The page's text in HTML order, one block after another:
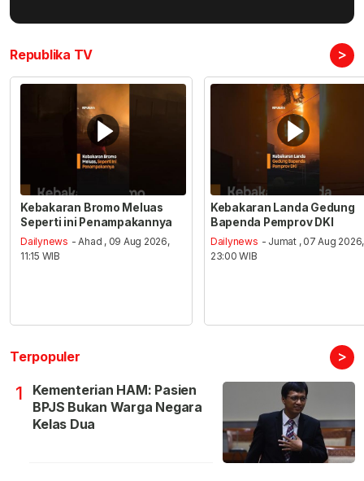
Republika TV >
Kebakaran Bromo Meluas
Seperti ini Penampakannya
Dailynews - Ahad , 09 Aug 2026,
11:15 WIB
Kebakaran Landa Gedung
Bapenda Pemprov DKI
Dailynews - Jumat , 07 Aug 2026,
23:00 WIB
Terpopuler >
1
Kementerian HAM: Pasien
BPJS Bukan Warga Negara
Kelas Dua